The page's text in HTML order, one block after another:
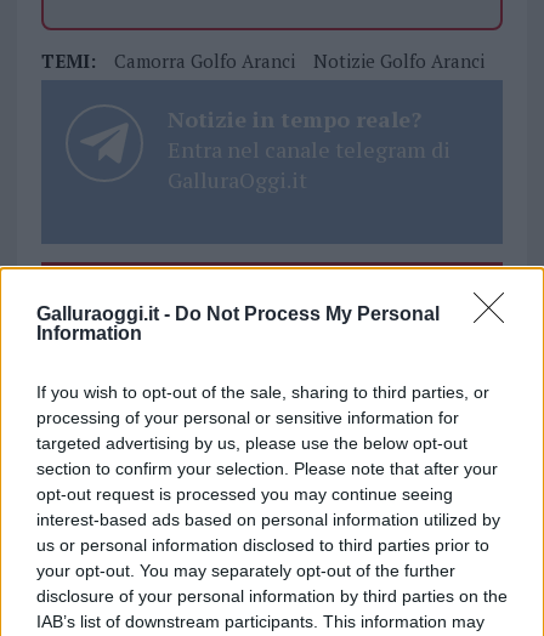
Galluraoggi.it - Do Not Process My Personal
Information
If you wish to opt-out of the sale, sharing to third parties, or
processing of your personal or sensitive information for
targeted advertising by us, please use the below opt-out
section to confirm your selection. Please note that after your
opt-out request is processed you may continue seeing
interest-based ads based on personal information utilized by
us or personal information disclosed to third parties prior to
your opt-out. You may separately opt-out of the further
disclosure of your personal information by third parties on the
IAB’s list of downstream participants. This information may
TEMI: Camorra Golfo Aranci Notizie Golfo Aranci
Notizie in tempo reale?
Entra nel canale telegram di
GalluraOggi.it
Inviaci le tue segnalazioni,
i tuoi video e le tue foto
345 356 7512
Ricevi le nostre ultime news
daGoogle News